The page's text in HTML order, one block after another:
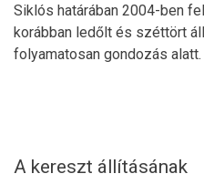
Siklós határában 2004-ben
korábban ledőlt és széttört
folyamatosan gondozás alatt.
A kereszt állításának